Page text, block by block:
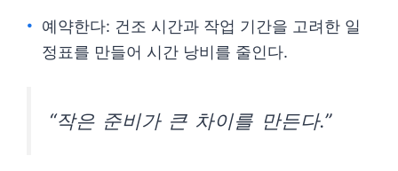
예약한다: 건조 시간과 작업 기간을 고려한 일
정표를 만들어 시간 낭비를 줄인다.
“작은 준비가 큰 차이를 만든다.”